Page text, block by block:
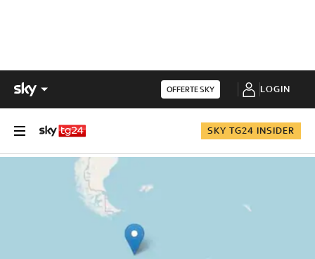
OFFERTE SKY LOGIN
SKY TG24 INSIDER